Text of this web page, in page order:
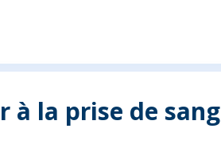
à la prise de sang